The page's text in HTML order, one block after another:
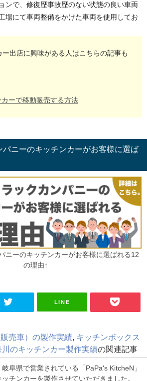
ンで、修復歴事故歴のない状態の良い車両
場にて車両整備をかけた車両を使用してお
ー出店に興味がある人はこちらの記事も
ーで移動販売する方法
パニーのキッチンカーがお客様に選ば
ニーのキッチンカーがお客様に選ばれる12
の理由↑
LINE
売車）の製作実績 キッチンボックス
川のキッチンカー製作実績の関連記事
岐阜県で営業されている「PaPa's KitcheN」
ッチンカーを製作させていただきました。